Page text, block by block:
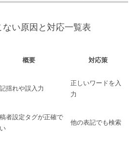
い原因と対応一覧表
概要 対応策
揺れや誤入力
正しいワードを入
力
者設定タグが正確で
他の表記でも検索